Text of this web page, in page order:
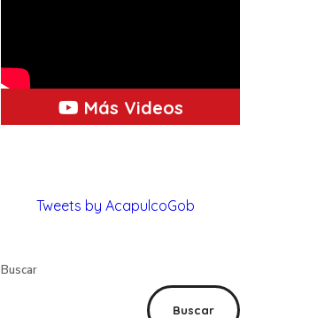
Más Videos
Tweets by AcapulcoGob
Buscar
Buscar